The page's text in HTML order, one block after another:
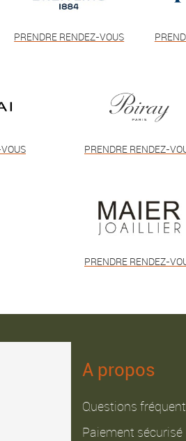
PRENDRE RENDEZ-VOUS
PRENDRE RENDEZ-
PRENDRE RENDEZ-
A propos
Questions
Paiement sécurisé